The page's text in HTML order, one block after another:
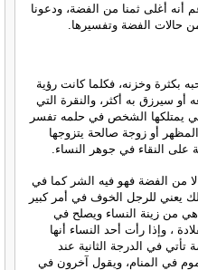
أنه أغلى ثمنا من الفضة، ودعونا
حالات الفضة وتفسيرها.
بكثرة وخزنه، فكلما كانت رؤية
أو سيرزق به أكثر، والنقرة التي
يمتلكها الشخص في حلمه تفسر
أو زوجة صالحة يتزوجها
النقاء في جوهر النساء.
من الفضة فهو فيه الشر كما في
يعني للرجل الخوف في أمر كبير
هي من زينة النساء ويصلح في
، وإذا رأت أحد النساء أنها
في الدرجة الثانية عند
في المنام، ويقول آخرون في